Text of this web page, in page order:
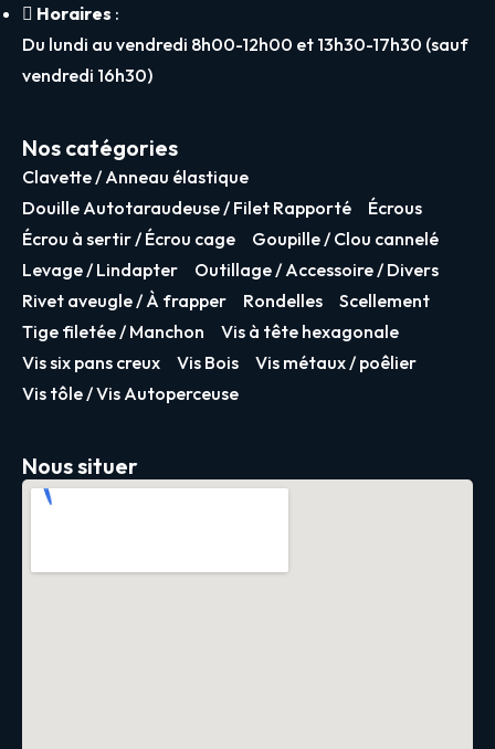
Horaires :
Du lundi au vendredi 8h00-12h00 et 13h30-17h30 (sauf
vendredi 16h30)
Nos catégories
Clavette / Anneau élastique
Douille Autotaraudeuse / Filet Rapporté
Écrous
Écrou à sertir / Écrou cage
Goupille / Clou cannelé
Levage / Lindapter
Outillage / Accessoire / Divers
Rivet aveugle / À frapper
Rondelles
Scellement
Tige filetée / Manchon
Vis à tête hexagonale
Vis six pans creux
Vis Bois
Vis métaux / poêlier
Vis tôle / Vis Autoperceuse
Nous situer